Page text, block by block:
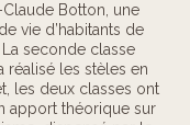
Botton, une
vie d’habitants de
seconde classe
réalisé les stèles en
les deux classes ont
apport théorique sur